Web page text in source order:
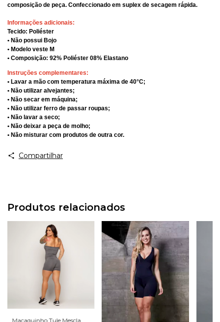
composição de peça. Confeccionado em suplex de secagem rápida.
Informações adicionais:
Tecido: Poliéster
• Não possui Bojo
• Modelo veste M
• Composição: 92% Poliéster 08% Elastano
Instruções complementares:
• Lavar a mão com temperatura máxima de 40°C;
• Não utilizar alvejantes;
• Não secar em máquina;
• Não utilizar ferro de passar roupas;
• Não lavar a seco;
• Não deixar a peça de molho;
• Não misturar com produtos de outra cor.
Compartilhar
Produtos relacionados
Macaquinho Tule Mescla